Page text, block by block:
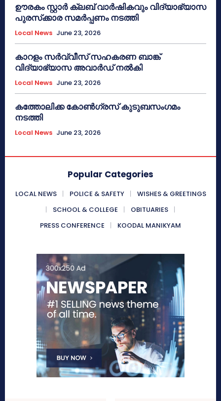
ഊരകം സ്റ്റാർ ക്ലബ് വാർഷികവും വിദ്യാഭ്യാസ
പുരസ്‌ക്കാര സമർപ്പണം നടത്തി
Local News June 23, 2026
കാറളം സർവ്വീസ് സഹകരണ ബാങ്ക്
വിദ്യാഭ്യാസ അവാർഡ് നൽകി
Local News June 23, 2026
കത്തോലിക്ക കോൺഗ്രസ് കുടുബസംഗമം
നടത്തി
Local News June 23, 2026
Popular Categories
LOCAL NEWS POLICE & SAFETY
WISHES & GREETINGS
SCHOOL & COLLEGE
OBITUARIES
PRESS CONFERENCE
KOODAL MANIKYAM